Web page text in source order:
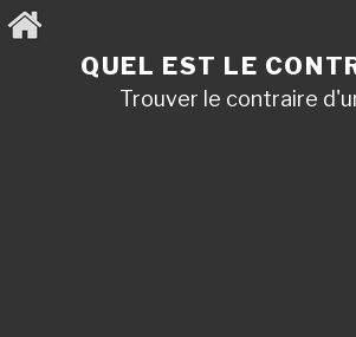
Aller
au
QUEL EST LE
Trouver le contraire